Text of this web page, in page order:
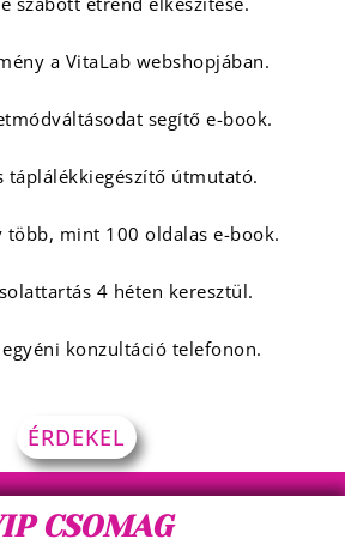
a VitaLab webshopjában.
segítő e-book.
táplálékkiegészítő útmutató.
több, mint 100 oldalas e-book.
4 héten keresztül.
konzultáció telefonon.
ÉRDEKEL
CSOMAG